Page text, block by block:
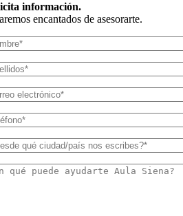
información.
encantados de asesorarte.